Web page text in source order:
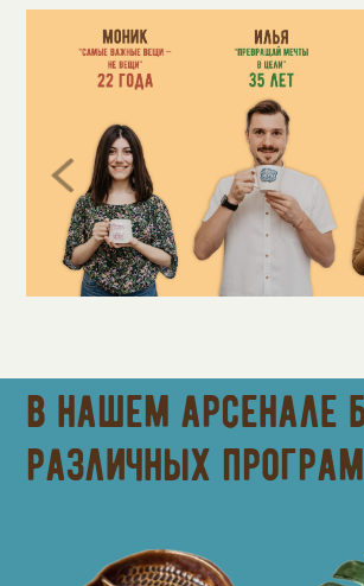
Previous
В нашем арсенале
различных